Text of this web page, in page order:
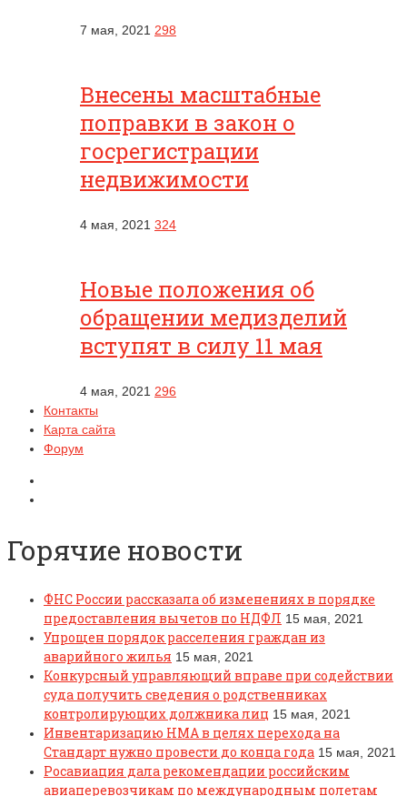
7 мая, 2021 298
Внесены масштабные
поправки в закон о
госрегистрации
недвижимости
4 мая, 2021 324
Новые положения об
обращении медизделий
вступят в силу 11 мая
4 мая, 2021 296
Контакты
Карта сайта
Форум
Горячие новости
ФНС России рассказала об изменениях в порядке
предоставления вычетов по НДФЛ 15 мая, 2021
Упрощен порядок расселения граждан из
аварийного жилья 15 мая, 2021
Конкурсный управляющий вправе при содействии
суда получить сведения о родственниках
контролирующих должника лиц 15 мая, 2021
Инвентаризацию НМА в целях перехода на
Стандарт нужно провести до конца года 15 мая, 2021
Росавиация дала рекомендации российским
авиаперевозчикам по международным полетам